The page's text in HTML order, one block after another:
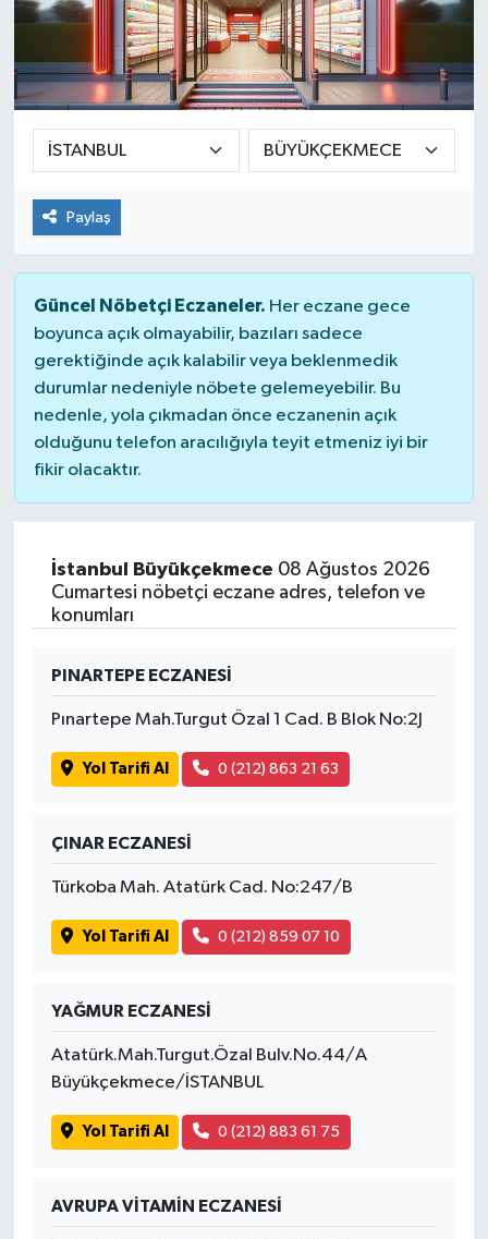
Paylaş
Güncel Nöbetçi Eczaneler. Her eczane gece
boyunca açık olmayabilir, bazıları sadece
gerektiğinde açık kalabilir veya beklenmedik
durumlar nedeniyle nöbete gelemeyebilir. Bu
nedenle, yola çıkmadan önce eczanenin açık
olduğunu telefon aracılığıyla teyit etmeniz iyi bir
fikir olacaktır.
İstanbul Büyükçekmece 08 Ağustos 2026
Cumartesi nöbetçi eczane adres, telefon ve
konumları
PINARTEPE ECZANESİ
Pınartepe Mah.Turgut Özal 1 Cad. B Blok No:2J
Yol Tarifi Al 0 (212) 863 21 63
ÇINAR ECZANESİ
Türkoba Mah. Atatürk Cad. No:247/B
Yol Tarifi Al 0 (212) 859 07 10
YAĞMUR ECZANESİ
Atatürk.Mah.Turgut.Özal Bulv.No.44/A
Büyükçekmece/İSTANBUL
Yol Tarifi Al 0 (212) 883 61 75
AVRUPA VİTAMİN ECZANESİ